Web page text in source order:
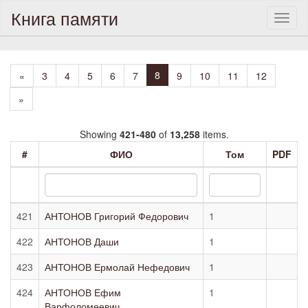
Книга памяти
« 3 4 5 6 7 8 9 10 11
12
»
Showing 421-480of 13,258items.
#
ФИО Том PDF
421 АНТОНОВ Григорий Федорович
1
422
АНТОНОВ Даши
1
423
АНТОНОВ Ермолай Нефедович
1
424
АНТОНОВ Ефим
1